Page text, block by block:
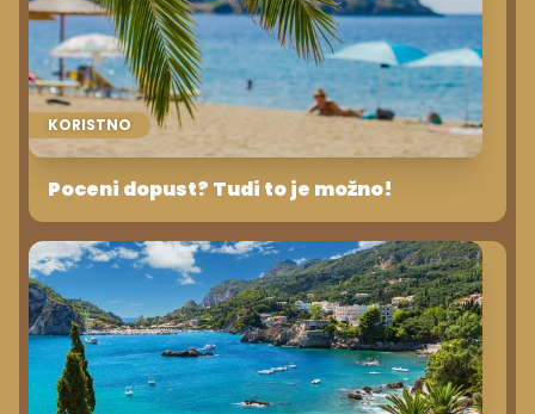
KORISTNO
Poceni dopust? Tudi to je možno!